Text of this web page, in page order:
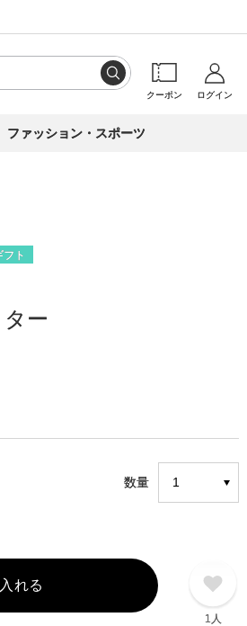
クーポン ログイン
ファッション・スポーツ
フト
ー
数量
れる
1人